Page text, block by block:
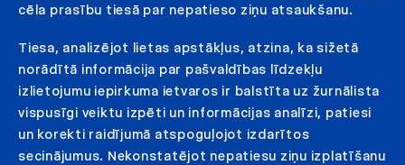
cēla prasību tiesā par nepatieso ziņu atsaukšanu.
Tiesa, analizējot lietas apstākļus, atzina, ka sižetā
norādītā informācija par pašvaldības līdzekļu
izlietojumu iepirkuma ietvaros ir balstīta uz žurnālista
vispusīgi veiktu izpēti un informācijas analīzi, patiesi
un korekti raidījumā atspoguļojot izdarītos
secinājumus. Nekonstatējot nepatiesu ziņu izplatīšanu